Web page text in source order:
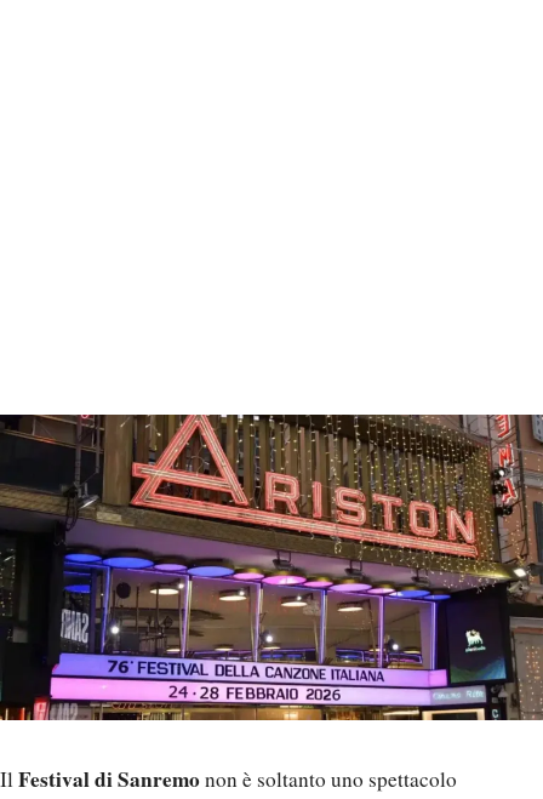
IlFestival di Sanremonon è soltanto uno spettacolo